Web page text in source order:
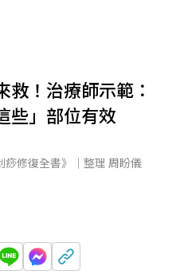
！治療師示範：
些」部位有效
痧修復全書》｜整理 周盼儀